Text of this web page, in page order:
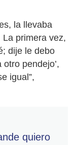
la llevaba
La primera vez,
dije le debo
pendejo’,
igual”,
quiero